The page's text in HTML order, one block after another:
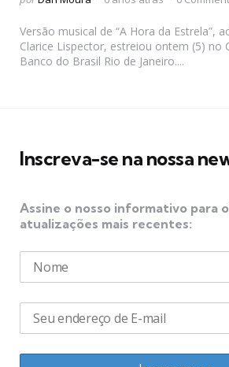
Versão musical de “A Hora da Estrela”,
Clarice Lispector, estreiou ontem (5) no
Banco do Brasil Rio de Janeiro....
Inscreva-se na nossa
Assine o nosso informativo para
atualizações mais recentes: